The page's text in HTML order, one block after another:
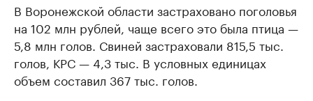
В Воронежской области застраховано поголовья
на 102 млн рублей, чаще всего это была птица —
5,8 млн голов. Свиней застраховали 815,5 тыс.
голов, КРС — 4,3 тыс. В условных единицах
объем составил 367 тыс. голов.